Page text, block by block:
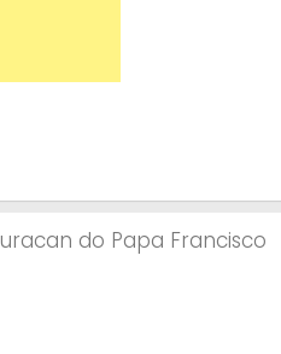
do Papa Francisco